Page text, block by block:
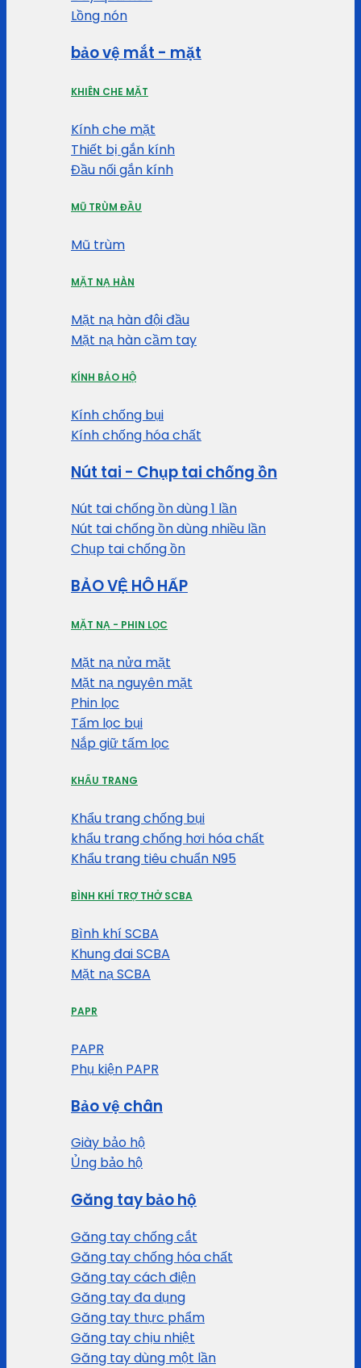
Lồng nón
bảo vệ mắt - mặt
KHIÊN CHE MẶT
Kính che mặt
Thiết bị gắn kính
Đầu nối gắn kính
MŨ TRÙM ĐẦU
Mũ trùm
MẶT NẠ HÀN
Mặt nạ hàn đội đầu
Mặt nạ hàn cầm tay
KÍNH BẢO HỘ
Kính chống bụi
Kính chống hóa chất
Nút tai - Chụp tai chống ồn
Nút tai chống ồn dùng 1 lần
Nút tai chống ồn dùng nhiều lần
Chụp tai chống ồn
BẢO VỆ HÔ HẤP
MẶT NẠ - PHIN LỌC
Mặt nạ nửa mặt
Mặt nạ nguyên mặt
Phin lọc
Tấm lọc bụi
Nắp giữ tấm lọc
KHẨU TRANG
Khẩu trang chống bụi
khẩu trang chống hơi hóa chất
Khẩu trang tiêu chuẩn N95
BÌNH KHÍ TRỢ THỞ SCBA
Bình khí SCBA
Khung đai SCBA
Mặt nạ SCBA
PAPR
PAPR
Phụ kiện PAPR
Bảo vệ chân
Giày bảo hộ
Ủng bảo hộ
Găng tay bảo hộ
Găng tay chống cắt
Găng tay chống hóa chất
Găng tay cách điện
Găng tay đa dụng
Găng tay thực phẩm
Găng tay chịu nhiệt
Găng tay dùng một lần